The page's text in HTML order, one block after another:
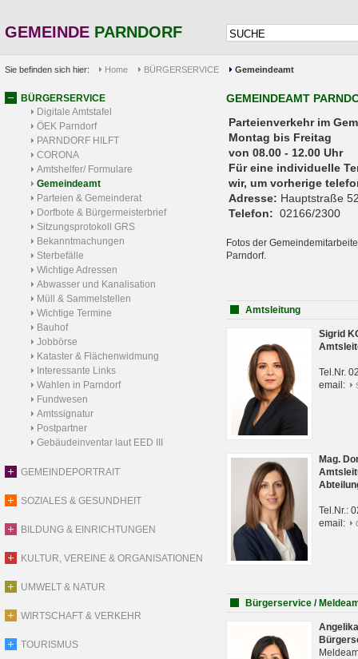
GEMEINDE PARNDORF
Sie befinden sich hier: Home BÜRGERSERVICE Gemeindeamt
BÜRGERSERVICE
Digitale Amtstafel
ÖEK Parndorf
PARNDORF HILFT
CORONA
Amtshelfer/ Formulare
Gemeindeamt
Parteien & Gemeinderat
Dorfbote & Bürgermeisterbrief
Sitzungsprotokoll GRS
Bekanntmachungen
Sterbefälle
Wichtige Adressen
Abwasser und Kanalisation
Müll & Sammelstellen
Wichtige Termine
Bauhof
Jobbörse
Kataster & Flächenwidmung
Interessante Links
Wahlen in Parndorf
Fundwesen
Amtssignatur
Postpartner
Gebäudeinventar laut EED III
GEMEINDEPORTRAIT
SOZIALES & GESUNDHEIT
BILDUNG & EINRICHTUNGEN
KULTUR, VEREINE & ORGANISATIONEN
UMWELT & NATUR
WIRTSCHAFT & VERKEHR
TOURISMUS
GEMEINDEAMT
Parteienverkehr
Montag bis Freitag
von 08.00 - 12.00 Uhr
Für eine individuelle
wir, um vorherige
Adresse: Hauptstraße
Telefon: 02166/2300
Fotos der
Parndorf.
Amtsleitung
Sigrid
Tel.Nr.
email:
Mag.
Tel.Nr.:
email:
Bürgerservice /